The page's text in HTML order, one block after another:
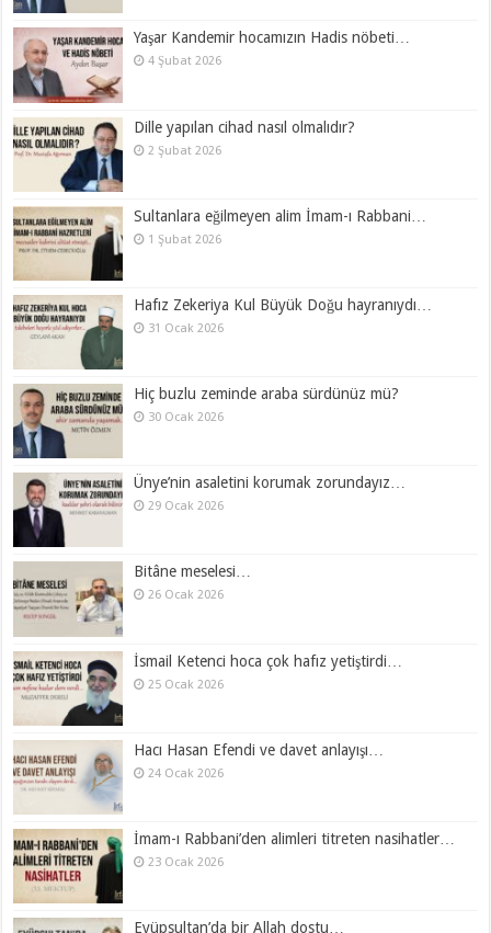
Yaşar Kandemir hocamızın Hadis nöbeti…
4 Şubat 2026
Dille yapılan cihad nasıl olmalıdır?
2 Şubat 2026
Sultanlara eğilmeyen alim İmam-ı Rabbani…
1 Şubat 2026
Hafız Zekeriya Kul Büyük Doğu hayranıydı…
31 Ocak 2026
Hiç buzlu zeminde araba sürdünüz mü?
30 Ocak 2026
Ünye’nin asaletini korumak zorundayız…
29 Ocak 2026
Bitâne meselesi…
26 Ocak 2026
İsmail Ketenci hoca çok hafız yetiştirdi…
25 Ocak 2026
Hacı Hasan Efendi ve davet anlayışı…
24 Ocak 2026
İmam-ı Rabbani’den alimleri titreten nasihatler…
23 Ocak 2026
Eyüpsultan’da bir Allah dostu…